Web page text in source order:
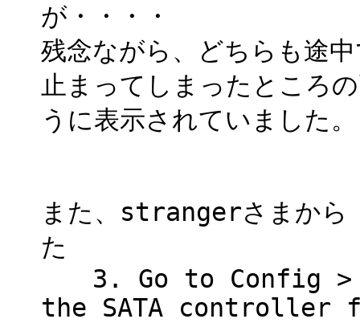
が・・・・
残念ながら、どちらも途
止まってしまったところ
うに表示されていました。
また、strangerさまか
た
3. Go to Config >
the SATA controller